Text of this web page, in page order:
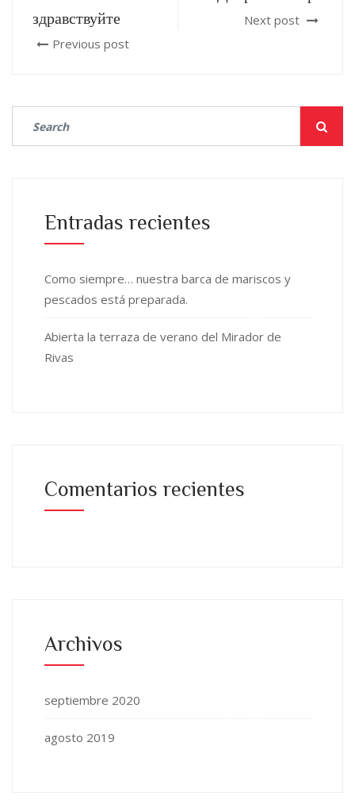
здравствуйте
Previous post
Next post
Entradas recientes
Como siempre… nuestra barca de mariscos y
pescados está preparada.
Abierta la terraza de verano del Mirador de
Rivas
Comentarios recientes
Archivos
septiembre 2020
agosto 2019